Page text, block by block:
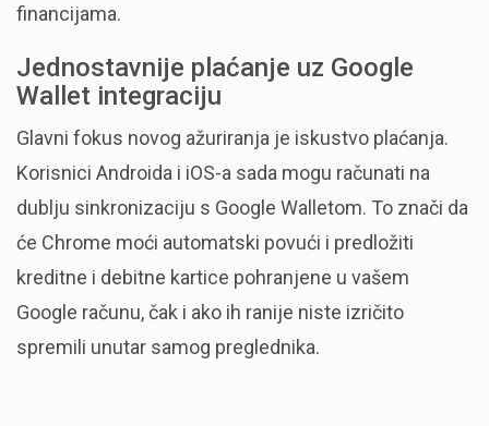
financijama.
Jednostavnije plaćanje uz Google
Wallet integraciju
Glavni fokus novog ažuriranja je iskustvo plaćanja.
Korisnici Androida i iOS-a sada mogu računati na
dublju sinkronizaciju s Google Walletom. To znači da
će Chrome moći automatski povući i predložiti
kreditne i debitne kartice pohranjene u vašem
Google računu, čak i ako ih ranije niste izričito
spremili unutar samog preglednika.